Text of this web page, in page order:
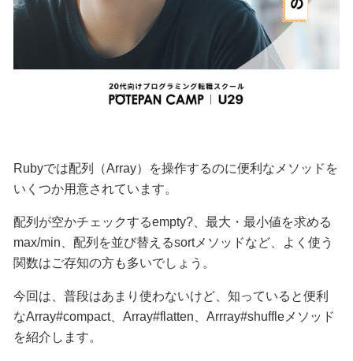
Rubyでは配列（Array）を操作するのに便利なメソッドを
いくつか用意されています。
配列が空かチェックするempty?、最大・最小値を求める
max/min 、配列を並び替えるsortメソッドなど、よく使う
関数はご存知の方も多いでしょう。
今回は、普段はあまり使わないけど、知っていると便利
なArray#compact、 Array#flatten Arrray#shuffleメソッド
を紹介します。